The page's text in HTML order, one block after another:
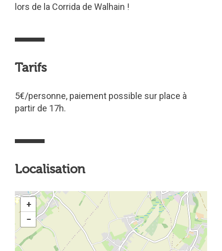
lors de la Corrida de Walhain !
Tarifs
5€/personne, paiement possible sur place à
partir de 17h.
Localisation
+
−